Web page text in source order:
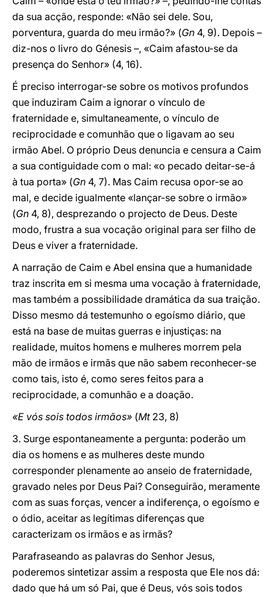
da sua acção, responde: «Não sei dele. Sou,
porventura, guarda do meu irmão?» (Gn 4, 9). Depois –
diz-nos o livro do Génesis –, «Caim afastou-se da
presença do Senhor» (4, 16).
É preciso interrogar-se sobre os motivos profundos
que induziram Caim a ignorar o vínculo de
fraternidade e, simultaneamente, o vínculo de
reciprocidade e comunhão que o ligavam ao seu
irmão Abel. O próprio Deus denuncia e censura a Caim
a sua contiguidade com o mal: «o pecado deitar-se-á
à tua porta» (Gn 4, 7). Mas Caim recusa opor-se ao
mal, e decide igualmente «lançar-se sobre o irmão»
(Gn 4, 8), desprezando o projecto de Deus. Deste
modo, frustra a sua vocação original para ser filho de
Deus e viver a fraternidade.
A narração de Caim e Abel ensina que a humanidade
traz inscrita em si mesma uma vocação à fraternidade,
mas também a possibilidade dramática da sua traição.
Disso mesmo dá testemunho o egoísmo diário, que
está na base de muitas guerras e injustiças: na
realidade, muitos homens e mulheres morrem pela
mão de irmãos e irmãs que não sabem reconhecer-se
como tais, isto é, como seres feitos para a
reciprocidade, a comunhão e a doação.
«E vós sois todos irmãos» (Mt23, 8)
3. Surge espontaneamente a pergunta: poderão um
dia os homens e as mulheres deste mundo
corresponder plenamente ao anseio de fraternidade,
gravado neles por Deus Pai? Conseguirão, meramente
com as suas forças, vencer a indiferença, o egoísmo e
o ódio, aceitar as legítimas diferenças que
caracterizam os irmãos e as irmãs?
Parafraseando as palavras do Senhor Jesus,
poderemos sintetizar assim a resposta que Ele nos dá:
dado que há um só Pai, que é Deus, vós sois todos